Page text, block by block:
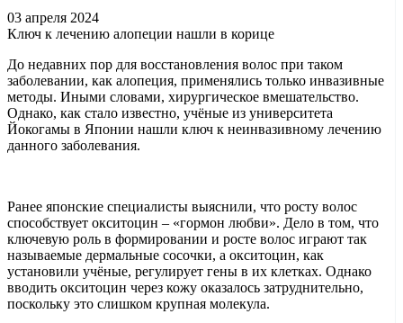
03 апреля 2024
Ключ к лечению алопеции нашли в корице
До недавних пор для восстановления волос при таком
заболевании, как алопеция, применялись только инвазивные
методы. Иными словами, хирургическое вмешательство.
Однако, как стало известно, учёные из университета
Йокогамы в Японии нашли ключ к неинвазивному лечению
данного заболевания.
Ранее японские специалисты выяснили, что росту волос
способствует окситоцин – «гормон любви». Дело в том, что
ключевую роль в формировании и росте волос играют так
называемые дермальные сосочки, а окситоцин, как
установили учёные, регулирует гены в их клетках. Однако
вводить окситоцин через кожу оказалось затруднительно,
поскольку это слишком крупная молекула.